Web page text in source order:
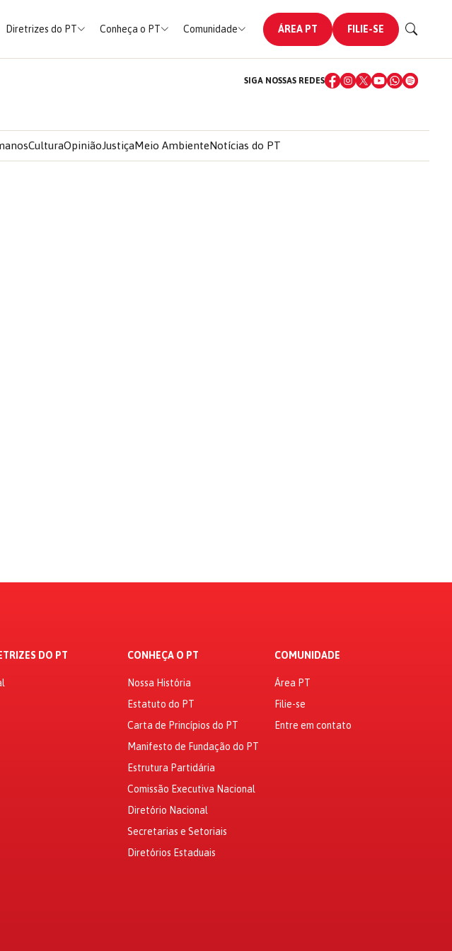
Diretrizes do PT Conheça o PT Comunidade ÁREA PT FILIE-SE
SIGA NOSSAS REDES
CulturaOpiniãoJustiçaMeio AmbienteNotícias do PT
DO PT CONHEÇA O PT
Nossa História
Estatuto do PT
Carta de Princípios do PT
Manifesto de Fundação do PT
Estrutura Partidária
Comissão Executiva Nacional
Diretório Nacional
Secretarias e Setoriais
Diretórios Estaduais
COMUNIDADE
Área PT
Filie-se
Entre em contato